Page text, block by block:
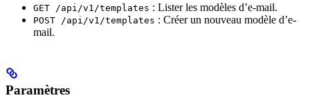
GET /api/v1/templates : Lister les modèles d’e-mail.
POST /api/v1/templates : Créer un nouveau modèle d’e-
mail.
Paramètres